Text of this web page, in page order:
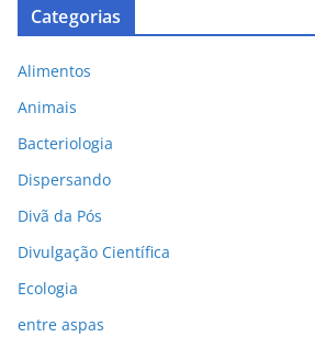
Categorias
Alimentos
Animais
Bacteriologia
Dispersando
Divã da Pós
Divulgação Científica
Ecologia
entre aspas